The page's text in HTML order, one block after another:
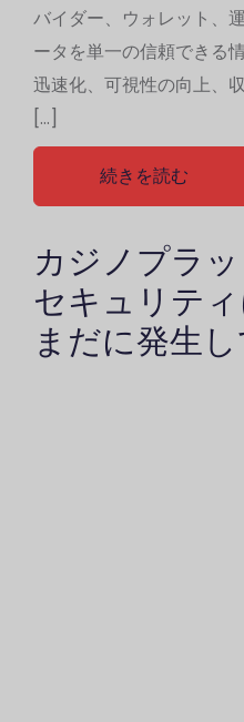
バイダー、ウォレット、
ータを単一の信頼できる
迅速化、可視性の向上、
[…]
続きを読む
カジノプラ
セキュリテ
まだに発生